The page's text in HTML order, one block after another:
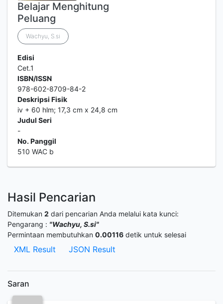
Belajar Menghitung
Peluang
Wachyu, S.si
Edisi
Cet.1
ISBN/ISSN
978-602-8709-84-2
Deskripsi Fisik
iv + 60 hlm; 17,3 cm x 24,8 cm
Judul Seri
-
No. Panggil
510 WAC b
Hasil Pencarian
Ditemukan 2 dari pencarian Anda melalui kata kunci:
Pengarang : "Wachyu, S.si"
Permintaan membutuhkan 0.00116 detik untuk selesai
XML Result JSON Result
Saran